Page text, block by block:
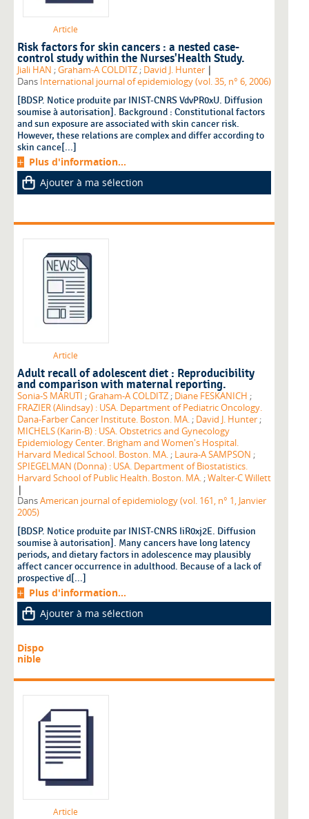
Article
Risk factors for skin cancers : a nested case-
control study within the Nurses'Health Study.
Jiali HAN ;Graham-A COLDITZ ; David J. Hunter |
Dans International journal of epidemiology (vol. 35, n° 6, 2006)
[BDSP. Notice produite par INIST-CNRS VdvPR0xU. Diffusion
soumise à autorisation]. Background : Constitutional factors
and sun exposure are associated with skin cancer risk.
However, these relations are complex and differ according to
skin cance[...]
Plus d'information...
Ajouter à ma sélection
Article
Adult recall of adolescent diet : Reproducibility
and comparison with maternal reporting.
Sonia-S MARUTI ;Graham-A COLDITZ ; Diane FESKANICH ;
FRAZIER (Alindsay) : USA. Department of Pediatric Oncology.
Dana-Farber Cancer Institute. Boston. MA. ; David J. Hunter ;
MICHELS (Karin-B) : USA. Obstetrics and Gynecology
Epidemiology Center. Brigham and Women's Hospital.
Harvard Medical School. Boston. MA. ; Laura-A SAMPSON ;
SPIEGELMAN (Donna) : USA. Department of Biostatistics.
Harvard School of Public Health. Boston. MA. ;Walter-C Willett
|
DansAmerican journal of epidemiology (vol. 161, n° 1, Janvier
2005)
[BDSP. Notice produite par INIST-CNRS IiR0xj2E. Diffusion
soumise à autorisation]. Many cancers have long latency
periods, and dietary factors in adolescence may plausibly
affect cancer occurrence in adulthood. Because of a lack of
prospective d[...]
Plus d'information...
Ajouter à ma sélection
Dispo
nible
Article